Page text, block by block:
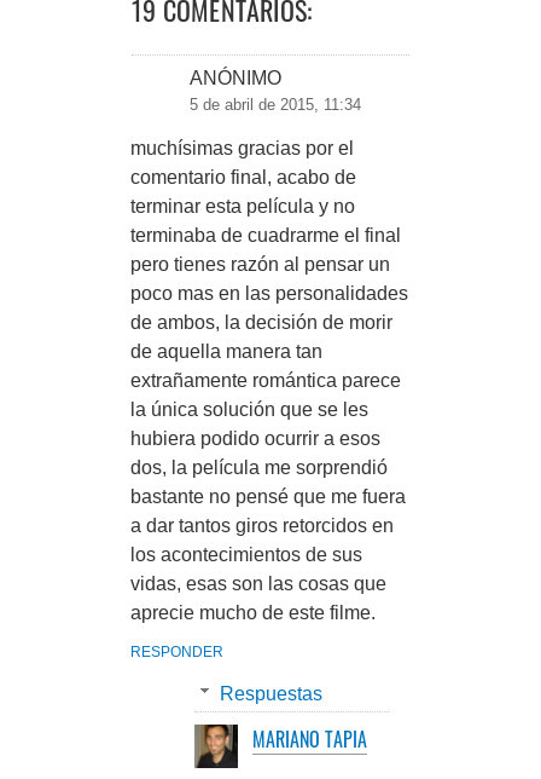
19 COMENTARIOS:
ANÓNIMO
5 de abril de 2015, 11:34
muchísimas gracias por el
comentario final, acabo de
terminar esta película y no
terminaba de cuadrarme el final
pero tienes razón al pensar un
poco mas en las personalidades
de ambos, la decisión de morir
de aquella manera tan
extrañamente romántica parece
la única solución que se les
hubiera podido ocurrir a esos
dos, la película me sorprendió
bastante no pensé que me fuera
a dar tantos giros retorcidos en
los acontecimientos de sus
vidas, esas son las cosas que
aprecie mucho de este filme.
RESPONDER
Respuestas
MARIANO TAPIA